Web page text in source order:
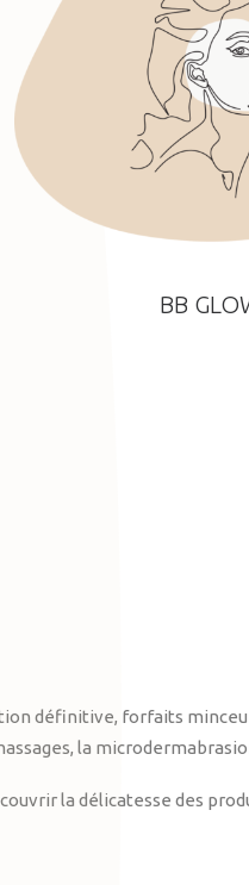
BB
définitive, forfaits
la
la délicatesse des